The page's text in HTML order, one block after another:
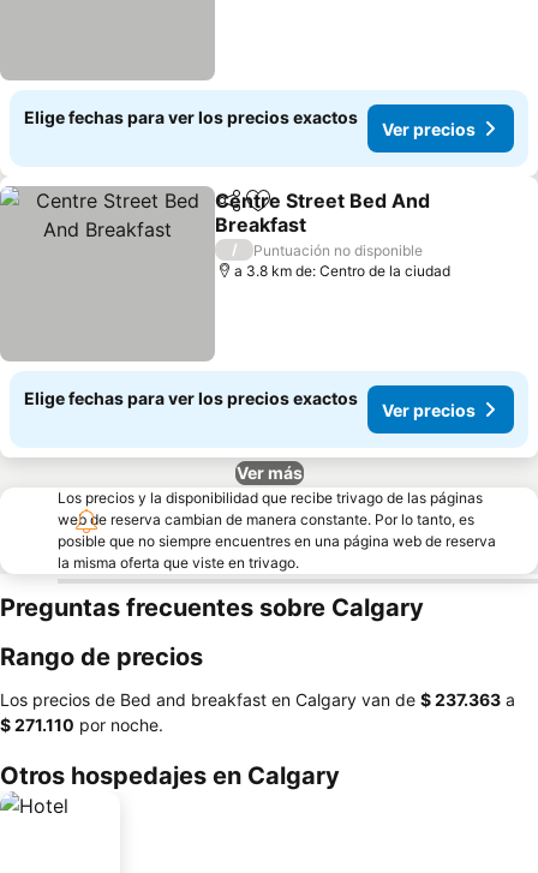
Elige fechas para ver los precios exactos
Ver precios
CompartirAgregar a favoritos
Centre Street Bed And
Breakfast
Ver precios
/
Puntuación no disponible
a 3.8 km de: Centro de la ciudad
Elige fechas para ver los precios exactos
Ver precios
Ver más
Los precios y la disponibilidad que recibe trivago de las páginas
web de reserva cambian de manera constante. Por lo tanto, es
posible que no siempre encuentres en una página web de reserva
la misma oferta que viste en trivago.
Preguntas frecuentes sobre Calgary
Rango de precios
Los precios de Bed and breakfast en Calgary van de ‎$ 237.363 a
‎$ 271.110 por noche.
Otros hospedajes en Calgary